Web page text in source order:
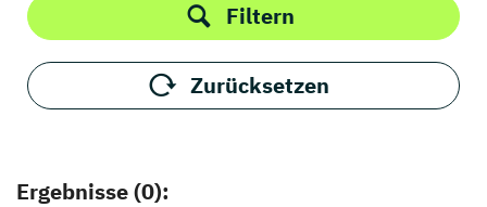
Filtern
Zurücksetzen
Ergebnisse (0):